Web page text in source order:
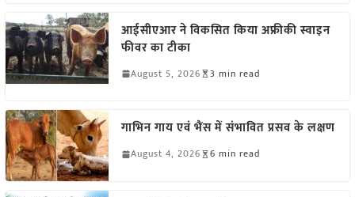
आईसीएआर ने विकसित किया अफ्रीकी स्वाइन
फीवर का टीका
August 5, 2026 3 min read
गाभिन गाय एवं भैंस में संभावित प्रसव के लक्षण
August 4, 2026 6 min read